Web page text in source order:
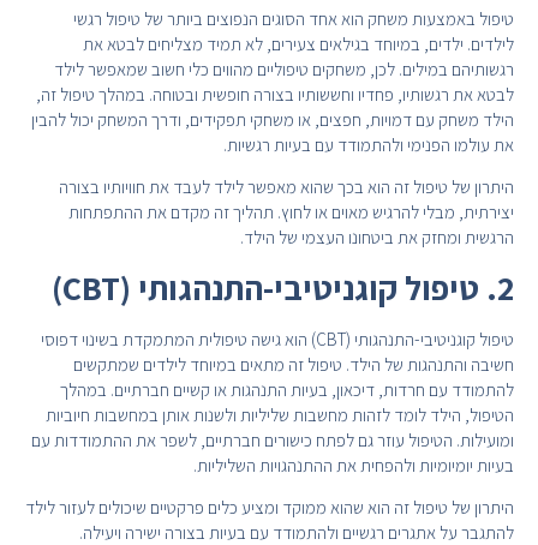
טיפול באמצעות משחק הוא אחד הסוגים הנפוצים ביותר של טיפול רגשי
לילדים. ילדים, במיוחד בגילאים צעירים, לא תמיד מצליחים לבטא את
רגשותיהם במילים. לכן, משחקים טיפוליים מהווים כלי חשוב שמאפשר לילד
לבטא את רגשותיו, פחדיו וחששותיו בצורה חופשית ובטוחה. במהלך טיפול זה,
הילד משחק עם דמויות, חפצים, או משחקי תפקידים, ודרך המשחק יכול להבין
את עולמו הפנימי ולהתמודד עם בעיות רגשיות.
היתרון של טיפול זה הוא בכך שהוא מאפשר לילד לעבד את חוויותיו בצורה
יצירתית, מבלי להרגיש מאוים או לחוץ. תהליך זה מקדם את ההתפתחות
הרגשית ומחזק את ביטחונו העצמי של הילד.
2. טיפול קוגניטיבי-התנהגותי (CBT)
טיפול קוגניטיבי-התנהגותי (CBT) הוא גישה טיפולית המתמקדת בשינוי דפוסי
חשיבה והתנהגות של הילד. טיפול זה מתאים במיוחד לילדים שמתקשים
להתמודד עם חרדות, דיכאון, בעיות התנהגות או קשיים חברתיים. במהלך
הטיפול, הילד לומד לזהות מחשבות שליליות ולשנות אותן במחשבות חיוביות
ומועילות. הטיפול עוזר גם לפתח כישורים חברתיים, לשפר את ההתמודדות עם
בעיות יומיומיות ולהפחית את ההתנהגויות השליליות.
היתרון של טיפול זה הוא שהוא ממוקד ומציע כלים פרקטיים שיכולים לעזור לילד
להתגבר על אתגרים רגשיים ולהתמודד עם בעיות בצורה ישירה ויעילה.